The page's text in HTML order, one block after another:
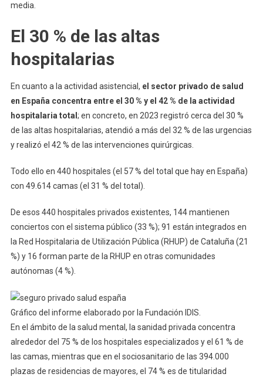
media.
El 30 % de las altas
hospitalarias
En cuanto a la actividad asistencial, el sector privado de salud
en España concentra entre el 30 % y el 42 % de la actividad
hospitalaria total ; en concreto, en 2023 registró cerca del 30 %
de las altas hospitalarias, atendió a más del 32 % de las urgencias
y realizó el 42 % de las intervenciones quirúrgicas.
Todo ello en 440 hospitales (el 57 % del total que hay en España)
con 49.614 camas (el 31 % del total).
De esos 440 hospitales privados existentes, 144 mantienen
conciertos con el sistema público (33 %); 91 están integrados en
la Red Hospitalaria de Utilización Pública (RHUP) de Cataluña (21
%) y 16 forman parte de la RHUP en otras comunidades
autónomas (4 %).
Gráfico del informe elaborado por la Fundación IDIS.
En el ámbito de la salud mental, la sanidad privada concentra
alrededor del 75 % de los hospitales especializados y el 61 % de
las camas, mientras que en el sociosanitario de las 394.000
plazas de residencias de mayores, el 74 % es de titularidad